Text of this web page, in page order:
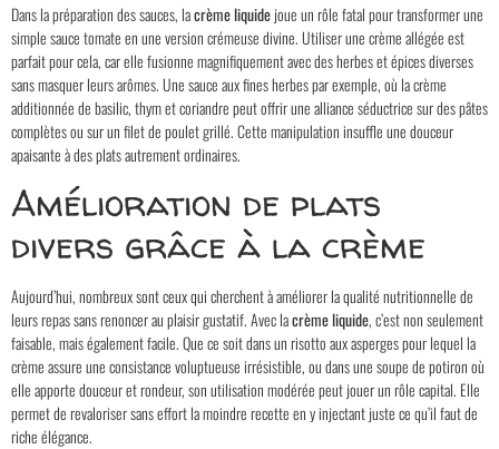
Dans la préparation des sauces, lacrème liquidejoue un rôle fatal pour transformer une
simple sauce tomate en une version crémeuse divine. Utiliser une crème allégée est
parfait pour cela, car elle fusionne magnifiquement avec des herbes et épices diverses
sans masquer leurs arômes. Une sauce aux fines herbes par exemple, où la crème
additionnée de basilic, thym et coriandre peut offrir une alliance séductrice sur des pâtes
complètes ou sur un filet de poulet grillé. Cette manipulation insuffle une douceur
apaisante à des plats autrement ordinaires.
Amélioration de plats
divers grâce à la crème
Aujourd’hui, nombreux sont ceux qui cherchent à améliorer la qualité nutritionnelle de
leurs repas sans renoncer au plaisir gustatif. Avec lacrème liquide, c’est non seulement
faisable, mais également facile. Que ce soit dans un risotto aux asperges pour lequel la
crème assure une consistance voluptueuse irrésistible, ou dans une soupe de potiron où
elle apporte douceur et rondeur, son utilisation modérée peut jouer un rôle capital. Elle
permet de revaloriser sans effort la moindre recette en y injectant juste ce qu’il faut de
riche élégance.